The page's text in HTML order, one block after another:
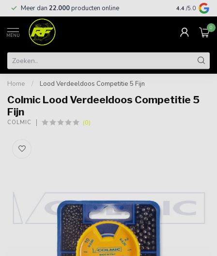
Meer dan 22.000producten online Gratis
4.4 /5.0
MENU
0
Home / Lood Verdeeldoos Competitie 5 Fijn
Colmic Lood Verdeeldoos Competitie 5
Fijn
COLMIC (0)